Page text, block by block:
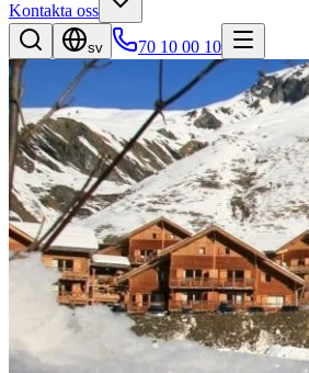
Kontakta oss
sv 70 10 00 10